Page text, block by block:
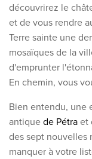
Voir tous
Les
IKYK Malte
SALT of
Voir toutes
découvrirez le
et de vous rendre
Terre sainte une
mosaïques de la
d'emprunter
En chemin, vous
Bien entendu, une
antiquede Pétraet
des sept nouvelles
manquer à votre